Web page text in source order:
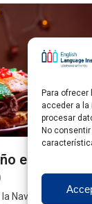
Para
acceder a
procesar
No
en inglés
Navidad, los